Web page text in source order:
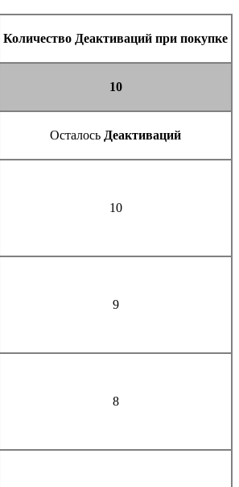
Количество Деактиваций при покупке
10
Осталось Деактиваций
10
9
8